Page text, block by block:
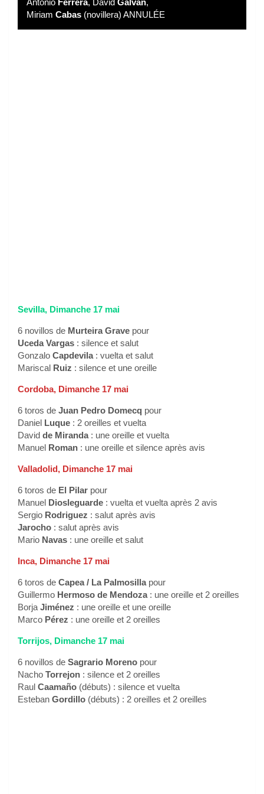
Miriam Cabas (novillera) ANNULÉE
Sevilla, Dimanche 17 mai
6 novillos de Murteira Grave pour
Uceda Vargas : silence et salut
Gonzalo Capdevila: vuelta et salut
Mariscal Ruiz : silence et une oreille
Cordoba, Dimanche 17 mai
6 toros de Juan Pedro Domecq pour
Daniel Luque : 2 oreilles et vuelta
David de Miranda: une oreille et vuelta
Manuel Roman : une oreille et silence après avis
Valladolid, Dimanche 17 mai
6 toros de El Pilar pour
Manuel Diosleguarde : vuelta et vuelta après 2 avis
Sergio Rodriguez : salut après avis
Jarocho : salut après avis
Mario Navas : une oreille et salut
Inca, Dimanche 17 mai
6 toros de Capea / La Palmosillapour
Guillermo Hermoso de Mendoza: une oreille et 2 oreilles
Borja Jiménez : une oreille et une oreille
Marco Pérez : une oreille et 2 oreilles
Torrijos, Dimanche 17 mai
6 novillos de Sagrario Moreno pour
Nacho Torrejon : silence et 2 oreilles
Raul Caamaño (débuts) : silence et vuelta
Esteban Gordillo (débuts) : 2 oreilles et 2 oreilles